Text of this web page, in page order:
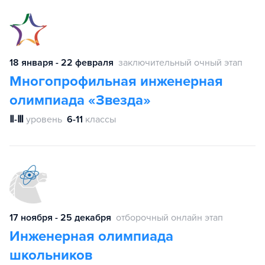
18 января - 22 февраля заключительный очный этап
Многопрофильная инженерная
олимпиада «Звезда»
Ⅱ-Ⅲ уровень 6-11 классы
17 ноября - 25 декабря отборочный онлайн этап
Инженерная олимпиада
школьников